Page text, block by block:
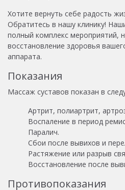
Хотите вернуть себе радость
Обратитесь в нашу клинику!
полный комплекс мероприятий,
восстановление здоровья
аппарата.
Показания
Массаж суставов показан в
Артрит, полиартрит,
Воспаление в период
Паралич.
Сбои после вывихов и
Растяжение или разрыв
Восстановление после
Противопоказания